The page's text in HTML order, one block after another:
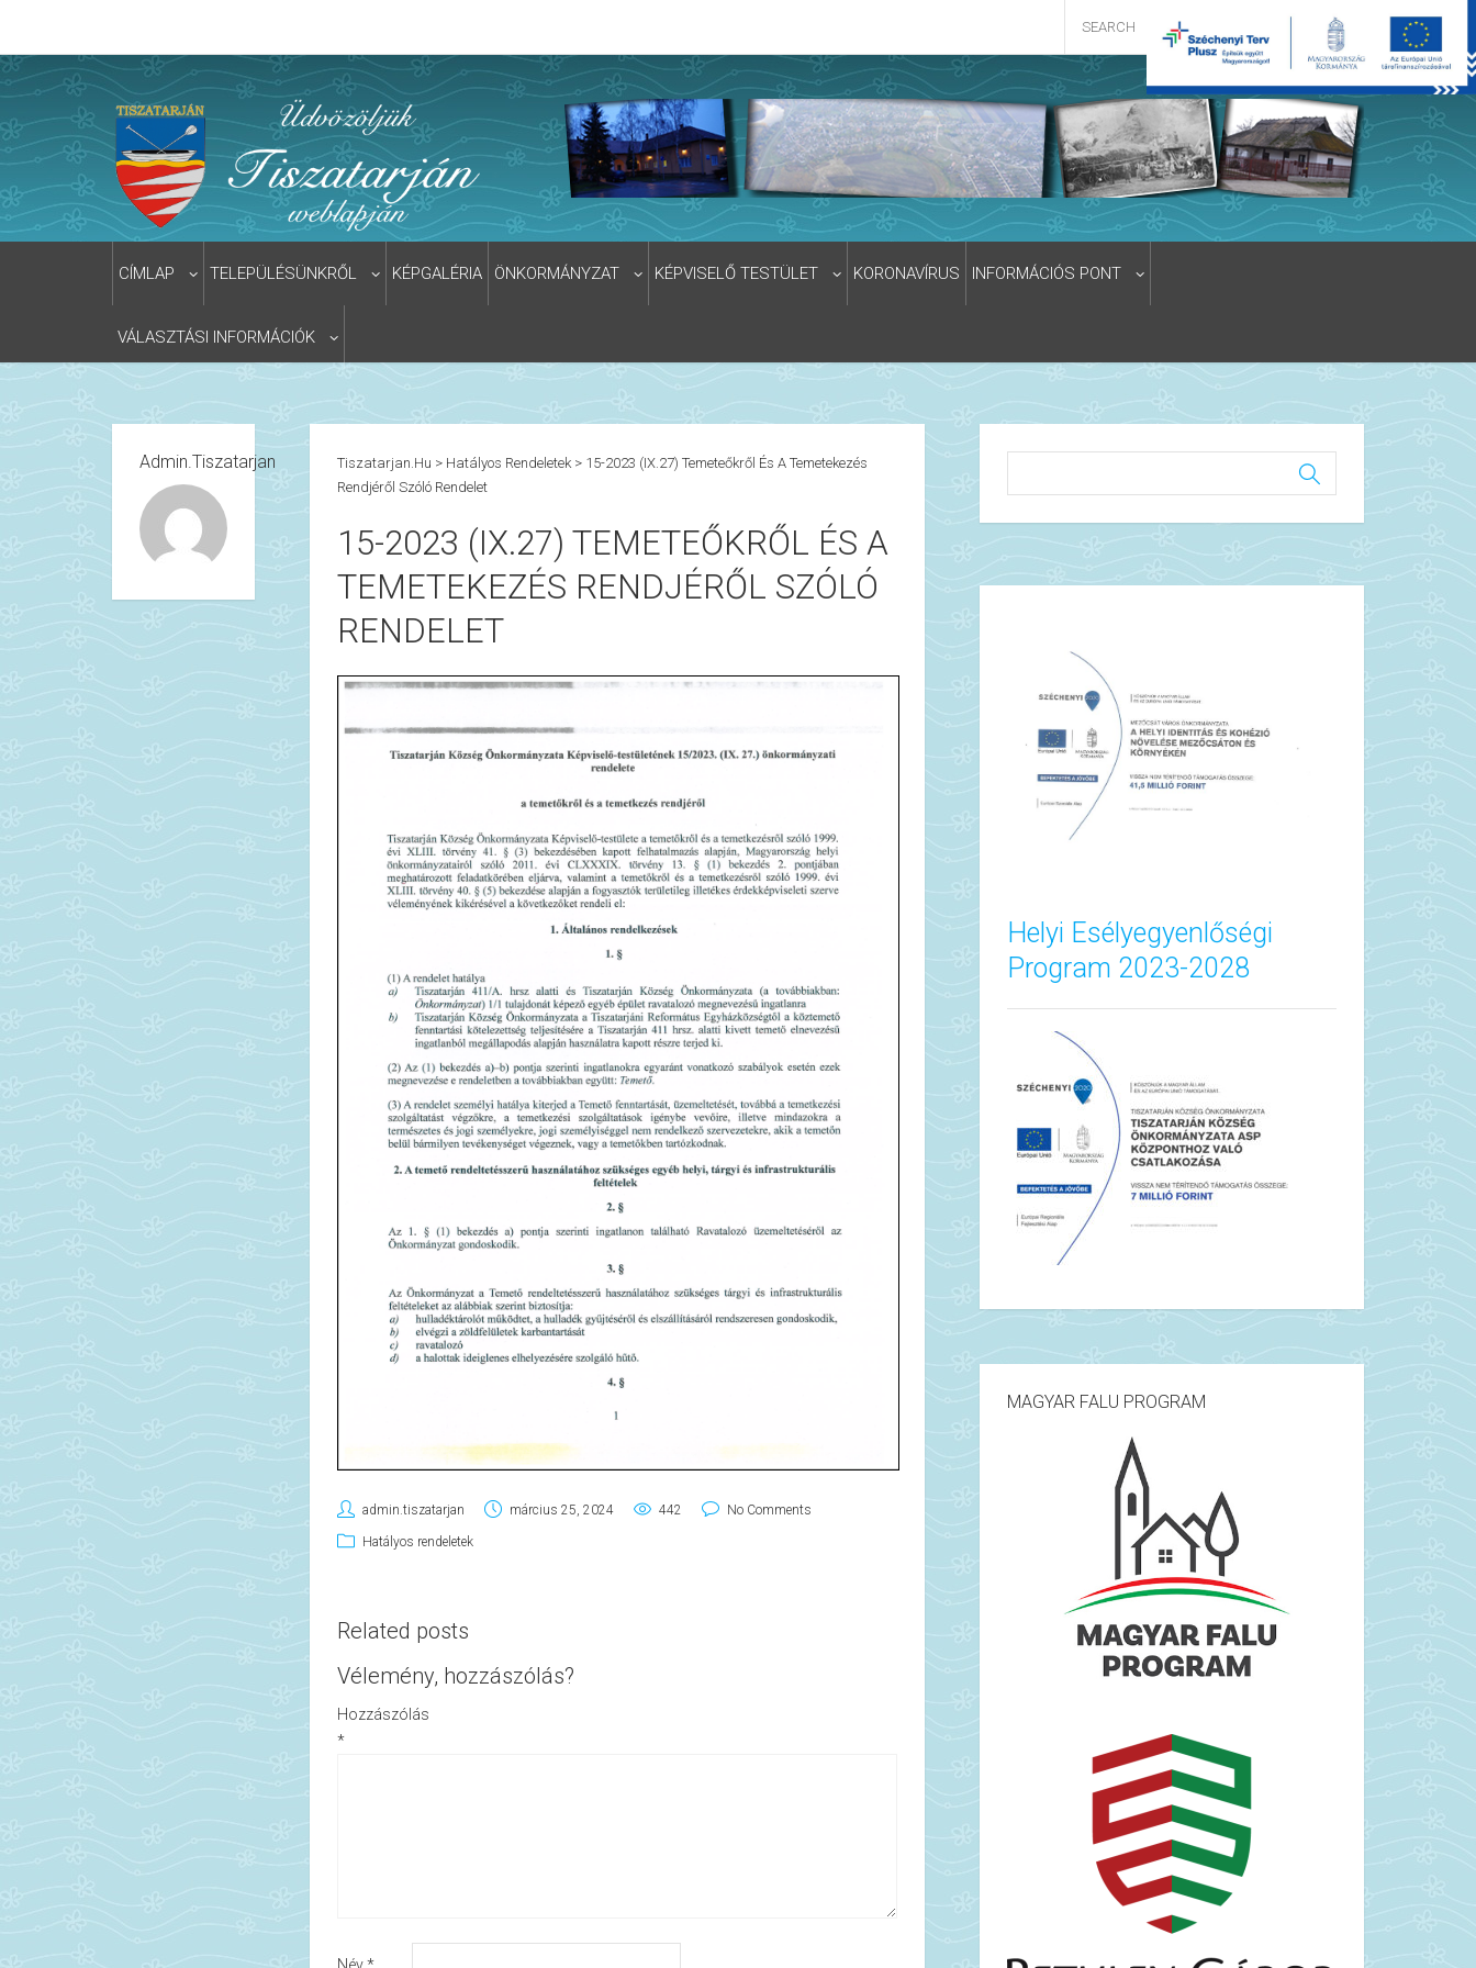
CÍMLAP TELEPÜLÉSÜNKRŐL KÉPGALÉRIA ÖNKORMÁNYZAT KÉPVISELŐ TESTÜLET KORONAVÍRUS INFORMÁCIÓS PONT
VÁLASZTÁSI INFORMÁCIÓK
Admin.tiszatarjan Tiszatarjan.hu > Hatályos Rendeletek> 15-2023 (IX.27) Temeteőkről És A Temetekezés
Rendjéről Szóló Rendelet
15-2023 (IX.27) TEMETEŐKRŐL ÉS A
TEMETEKEZÉS RENDJÉRŐL SZÓLÓ
RENDELET
admin.tiszatarjan március 25, 2024 442 No Comments
Hatályos rendeletek
Related posts
Vélemény, hozzászólás?
Hozzászólás
*
Név*
Helyi Esélyegyenlőségi
Program 2023-2028
MAGYAR FALU PROGRAM